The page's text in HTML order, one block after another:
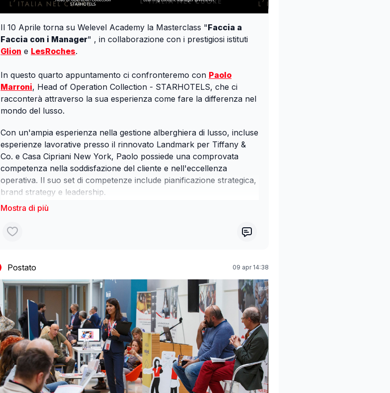
Il 10 Aprile torna su Welevel Academy la Masterclass "Faccia a
Faccia con i Manager" , in collaborazione con i prestigiosi istituti
Glion e LesRoches.
In questo quarto appuntamento ci confronteremo con Paolo
Marroni, Head of Operation Collection - STARHOTELS, che ci
racconterà attraverso la sua esperienza come fare la differenza nel
mondo del lusso.
Con un'ampia esperienza nella gestione alberghiera di lusso, incluse
esperienze lavorative presso il rinnovato Landmark per Tiffany &
Co. e Casa Cipriani New York, Paolo possiede una comprovata
competenza nella soddisfazione del cliente e nell'eccellenza
operativa. Il suo set di competenze include pianificazione strategica,
brand strategy e leadership.
La partecipazione alla masterclass è gratuita
un posto vi basterà cliccare su questo
link:
Postato
09 apr 14:38